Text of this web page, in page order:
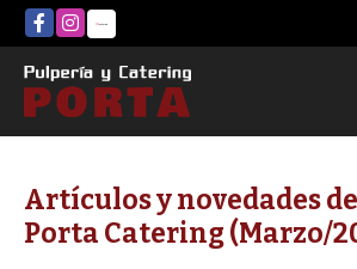
Artículos y novedades
Porta Catering (Marzo/